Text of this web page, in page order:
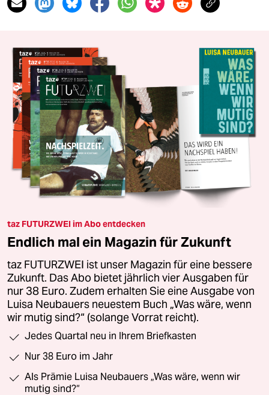
taz FUTURZWEI im Abo entdecken
Endlich mal ein Magazin für Zukunft
taz FUTURZWEI ist unser Magazin für eine bessere
Zukunft. Das Abo bietet jährlich vier Ausgaben für
nur 38 Euro. Zudem erhalten Sie eine Ausgabe von
Luisa Neubauers neuestem Buch „Was wäre, wenn
wir mutig sind?“ (solange Vorrat reicht).
Jedes Quartal neu in Ihrem Briefkasten
Nur 38 Euro im Jahr
Als Prämie Luisa Neubauers „Was wäre, wenn wir
mutig sind?“